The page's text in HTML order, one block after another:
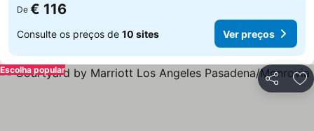
De € 116
Consulte os preços de 10 sites Ver preços
Partilhar
Escolha popular